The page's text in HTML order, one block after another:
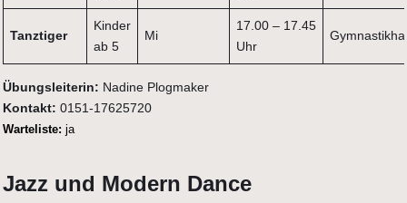
Tanztiger
Kinder
ab 5
Mi
17.00 – 17.45
Uhr
Übungsleiterin: Nadine Plogmaker
Kontakt: 0151-17625720
Warteliste: ja
Jazz und Modern Dance